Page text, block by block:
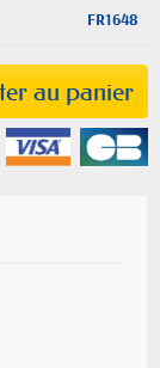
FR1648
au panier